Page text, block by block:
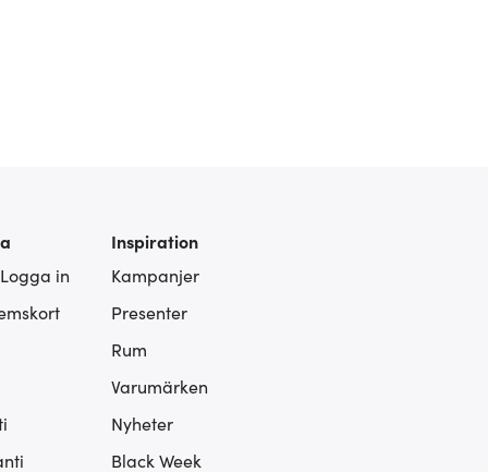
in
Inspiration
Kampanjer
Presenter
Rum
Varumärken
Nyheter
Black Week